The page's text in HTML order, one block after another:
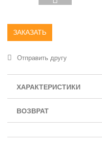
ЗАКАЗАТЬ
Отправить другу
ХАРАКТЕРИСТИКИ
ВОЗВРАТ